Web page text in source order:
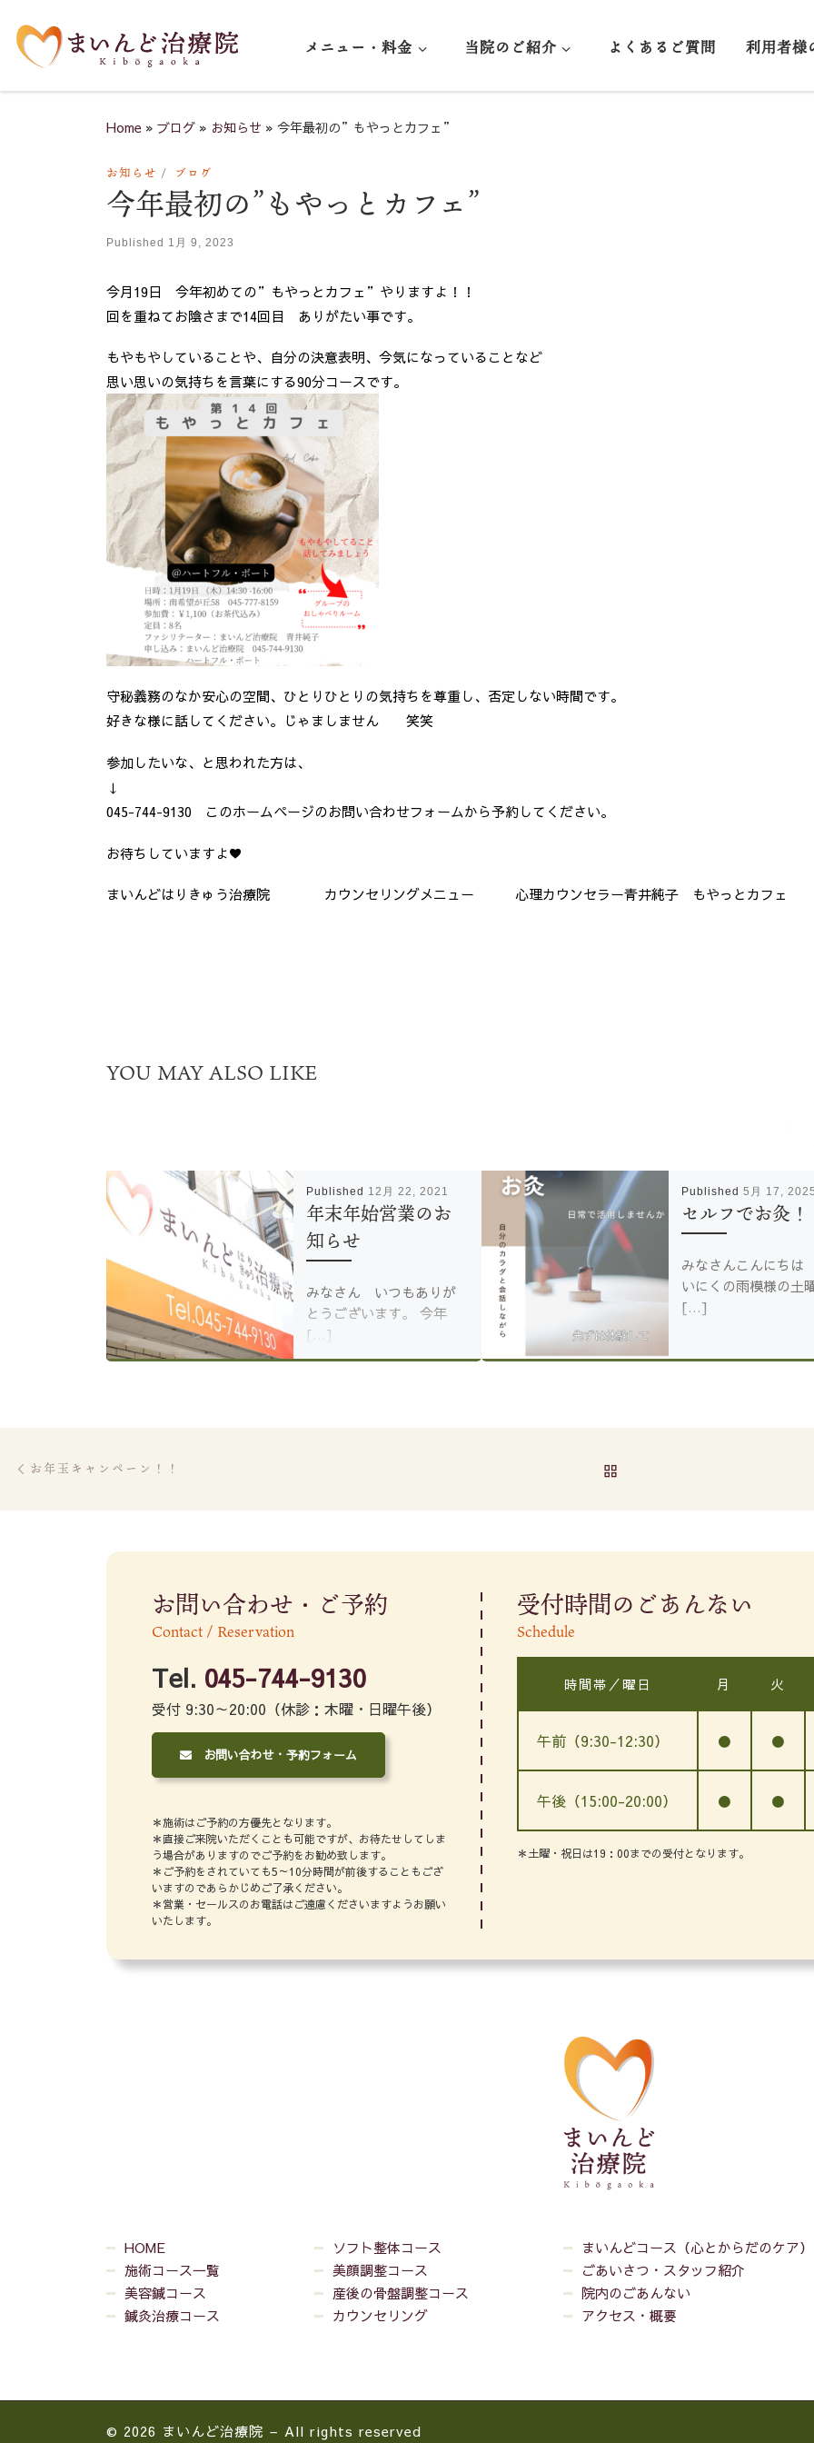
Skip to content
メニュー・料金 当院のご紹介 よくあるご質問 利用者様
Home » ブログ » お知らせ » 今年最初の”もやっとカフェ”
お知らせ ブログ
今年最初の”もやっとカフェ”
Published 1月 9, 2023
今月19日 今年初めての”もやっとカフェ”やりますよ！！
回を重ねてお陰さまで14回目 ありがたい事です。
もやもやしていることや、自分の決意表明、今気になっていることなど
思い思いの気持ちを言葉にする90分コースです。
守秘義務のなか安心の空間、ひとりひとりの気持ちを尊重し、否定しない時間です。
好きな様に話してください。じゃましません 笑笑
参加したいな、と思われた方は、
↓
045-744-9130 このホームページのお問い合わせフォームから予約してください。
お待ちしていますよ♥
まいんどはりきゅう治療院 カウンセリングメニュー 心理カウンセラー青井純子 もやっとカフェ
YOU MAY ALSO LIKE
Published 12月 22, 2021
年末年始営業のお
知らせ
みなさん いつもありが
とうございます。 今年
[…]
Published 5月 17, 2025
セルフでお灸！
みなさんこんにち
いにくの雨模様の土
[…]
Post navigation
お年玉キャンペーン！！
お問い合わせ・ご予約
Contact / Reservation
Tel. 045-744-9130
受付 9:30～20:00（休診：木曜・日曜午後）
お問い合わせ・予約フォーム
＊施術はご予約の方優先となります。
＊直接ご来院いただくことも可能ですが、お待たせしてしま
う場合がありますのでご予約をお勧め致します。
＊ご予約をされていても5～10分時間が前後することもござ
いますのであらかじめご了承ください。
＊営業・セールスのお電話はご遠慮くださいますようお願い
いたします。
受付時間のごあんない
Schedule
時間帯／曜日 月 火
午前（9:30-12:30） ● ●
午後（15:00-20:00） ● ●
＊土曜・祝日は19：00までの受付となります。
HOME
施術コース一覧
美容鍼コース
鍼灸治療コース
ソフト整体コース
美顔調整コース
産後の骨盤調整コース
カウンセリング
まいんどコース（心とからだのケア）
ごあいさつ・スタッフ紹介
院内のごあんない
アクセス・概要
© 2026 まいんど治療院 – All rights reserved